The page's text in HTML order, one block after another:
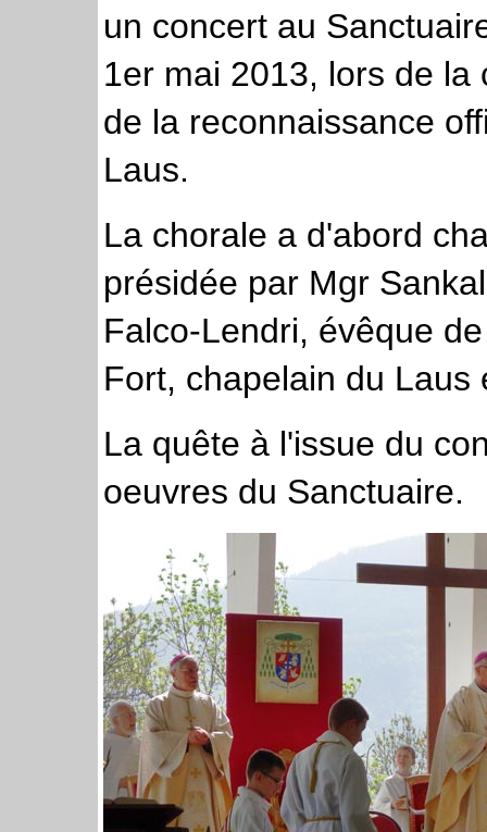
un concert au
1er mai 2013, lors de
de la reconnaissance
Laus.
La chorale a d'abord
présidée par Mgr
Falco-Lendri, évêque
Fort, chapelain du
La quête à l'issue du
oeuvres du Sanctuaire.